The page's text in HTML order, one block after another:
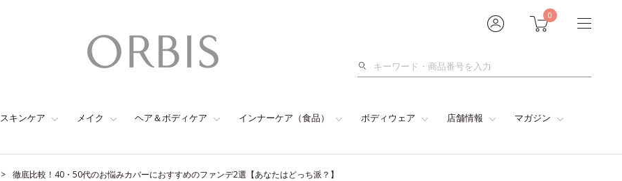
0
検
スキンケア メイク ヘア＆ボディケア インナーケア（食品） ボディウェア 店舗情報 マガジン
徹底比較！40・50代のお悩みカバーにおすすめのファンデ2選【あなたはどっち派？】